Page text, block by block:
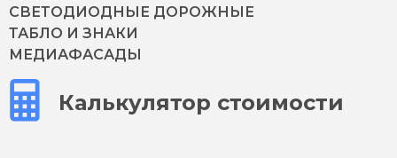
СВЕТОДИОДНЫЕ ДОРОЖНЫЕ
ТАБЛО И ЗНАКИ
МЕДИАФАСАДЫ
Калькулятор стоимости